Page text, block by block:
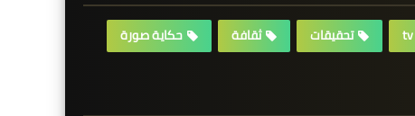
تحقيقات ثقافة
حكاية صورة